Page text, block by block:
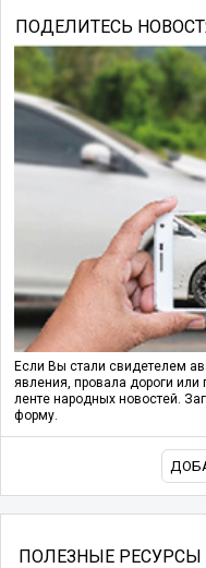
ПОДЕЛИТЕСЬ
Если Вы стали свидетелем
явления, провала дороги
ленте народных новостей.
форму.
ПОЛЕЗНЫЕ РЕСУРСЫ